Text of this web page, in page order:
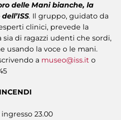
delle Mani bianche, la
. Il gruppo, guidato da
clinici, prevede la
di ragazzi udenti che sordi,
usando la voce o le mani.
a museo@iss.it o
23.00